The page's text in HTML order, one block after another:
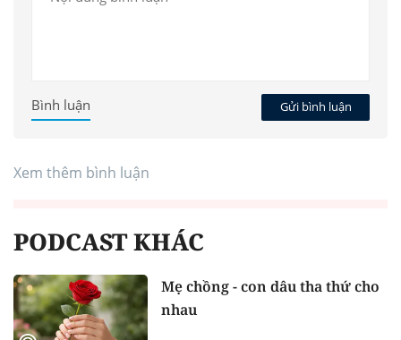
Gửi bình luận
Bình luận
Xem thêm bình luận
PODCAST KHÁC
Mẹ chồng - con dâu tha thứ cho
nhau